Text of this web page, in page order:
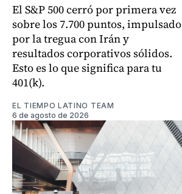
El S&P 500 cerró por primera vez
sobre los 7.700 puntos, impulsado
por la tregua con Irán y
resultados corporativos sólidos.
Esto es lo que significa para tu
401(k).
EL TIEMPO LATINO TEAM
6 de agosto de 2026